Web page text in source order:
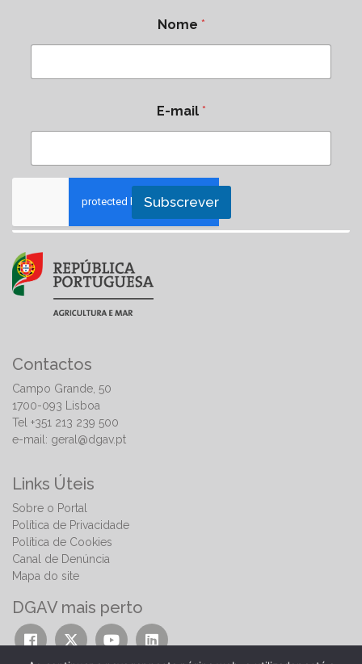
Nome *
E-mail *
Subscrever
Contactos
Campo Grande, 50
1700-093 Lisboa
Tel +351 213 239 500
e-mail: geral@dgav.pt
Links Úteis
Sobre o Portal
Política de Privacidade
Política de Cookies
Canal de Denúncia
Mapa do site
DGAV mais perto